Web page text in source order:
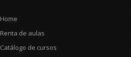
Home
Renta de aulas
Catálogo de cursos